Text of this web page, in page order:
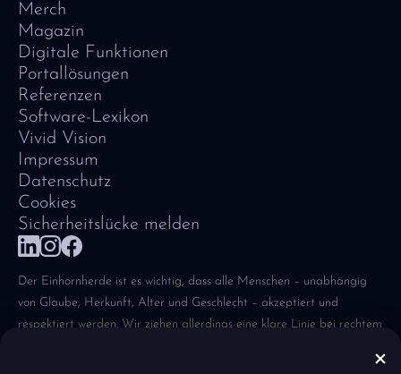
Der Einhornherde ist es wichtig, dass alle Menschen – unabhängig
von Glaube, Herkunft, Alter und Geschlecht – akzeptiert und
respektiert werden. Wir ziehen allerdings eine klare Linie bei rechtem
Merch
Magazin
Digitale Funktionen
Portallösungen
Referenzen
Software-Lexikon
Vivid Vision
Impressum
Datenschutz
Cookies
Sicherheitslücke melden